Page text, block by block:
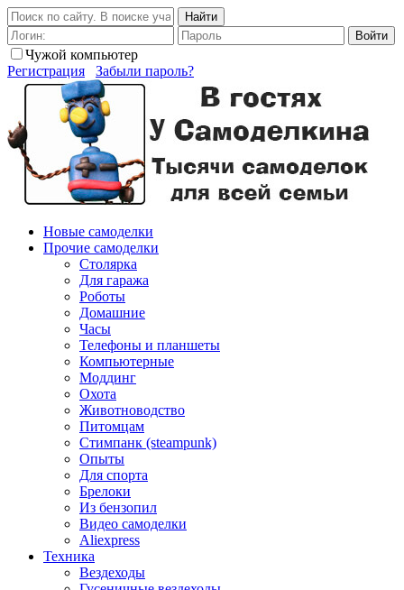
Найти
Войти
Чужой компьютер
Регистрация
Забыли пароль?
Новые самоделки
Прочие самоделки
Столярка
Для гаража
Роботы
Домашние
Часы
Телефоны и планшеты
Компьютерные
Моддинг
Охота
Животноводство
Питомцам
Стимпанк (steampunk)
Опыты
Для спорта
Брелоки
Из бензопил
Видео самоделки
Aliexpress
Техника
Вездеходы